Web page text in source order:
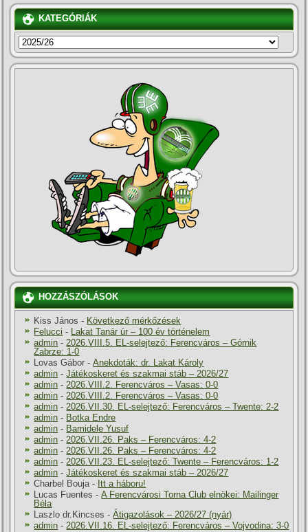
KATEGÓRIÁK
KATEGÓRIÁK
HOZZÁSZÓLÁSOK
Kiss János - Következő mérkőzések
Felucci - Lakat Tanár úr – 100 év történelem
admin - 2026.VIII.5. EL-selejtező: Ferencváros – Górnik
Zabrze: 1-0
Lovas Gábor -Anekdoták: dr. Lakat Károly
admin -Játékoskeret és szakmai stáb – 2026/27
admin - 2026.VIII.2. Ferencváros – Vasas: 0-0
admin - 2026.VIII.2. Ferencváros – Vasas: 0-0
admin - 2026.VII.30. EL-selejtező: Ferencváros – Twente: 2-2
admin - Botka Endre
admin - Bamidele Yusuf
admin - 2026.VII.26. Paks – Ferencváros: 4-2
admin - 2026.VII.26. Paks – Ferencváros: 4-2
admin - 2026.VII.23. EL-selejtező: Twente – Ferencváros: 1-2
admin -Játékoskeret és szakmai stáb – 2026/27
Charbel Bouja - Itt a háboru!
Lucas Fuentes -A Ferencvárosi Torna Club elnökei: Mailinger
Béla
Laszlo dr.Kincses -Átigazolások – 2026/27 (nyár)
admin - 2026.VII.16. EL-selejtező: Ferencváros – Vojvodina: 3-0